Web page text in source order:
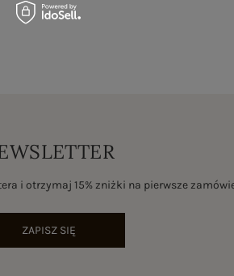
i otrzymaj 15% zniżki na pierwsze
ZAPISZ SIĘ